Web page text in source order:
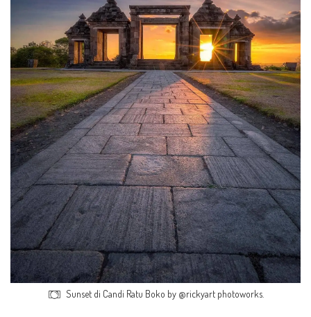
Sunset di Candi Ratu Boko by @rickyart photoworks.